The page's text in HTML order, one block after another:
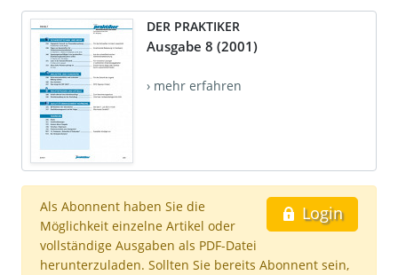
DER PRAKTIKER
Ausgabe 8 (2001)
› mehr erfahren
Login
Als Abonnent haben Sie die
Möglichkeit einzelne Artikel oder
vollständige Ausgaben als PDF-Datei
herunterzuladen. Sollten Sie bereits Abonnent sein,